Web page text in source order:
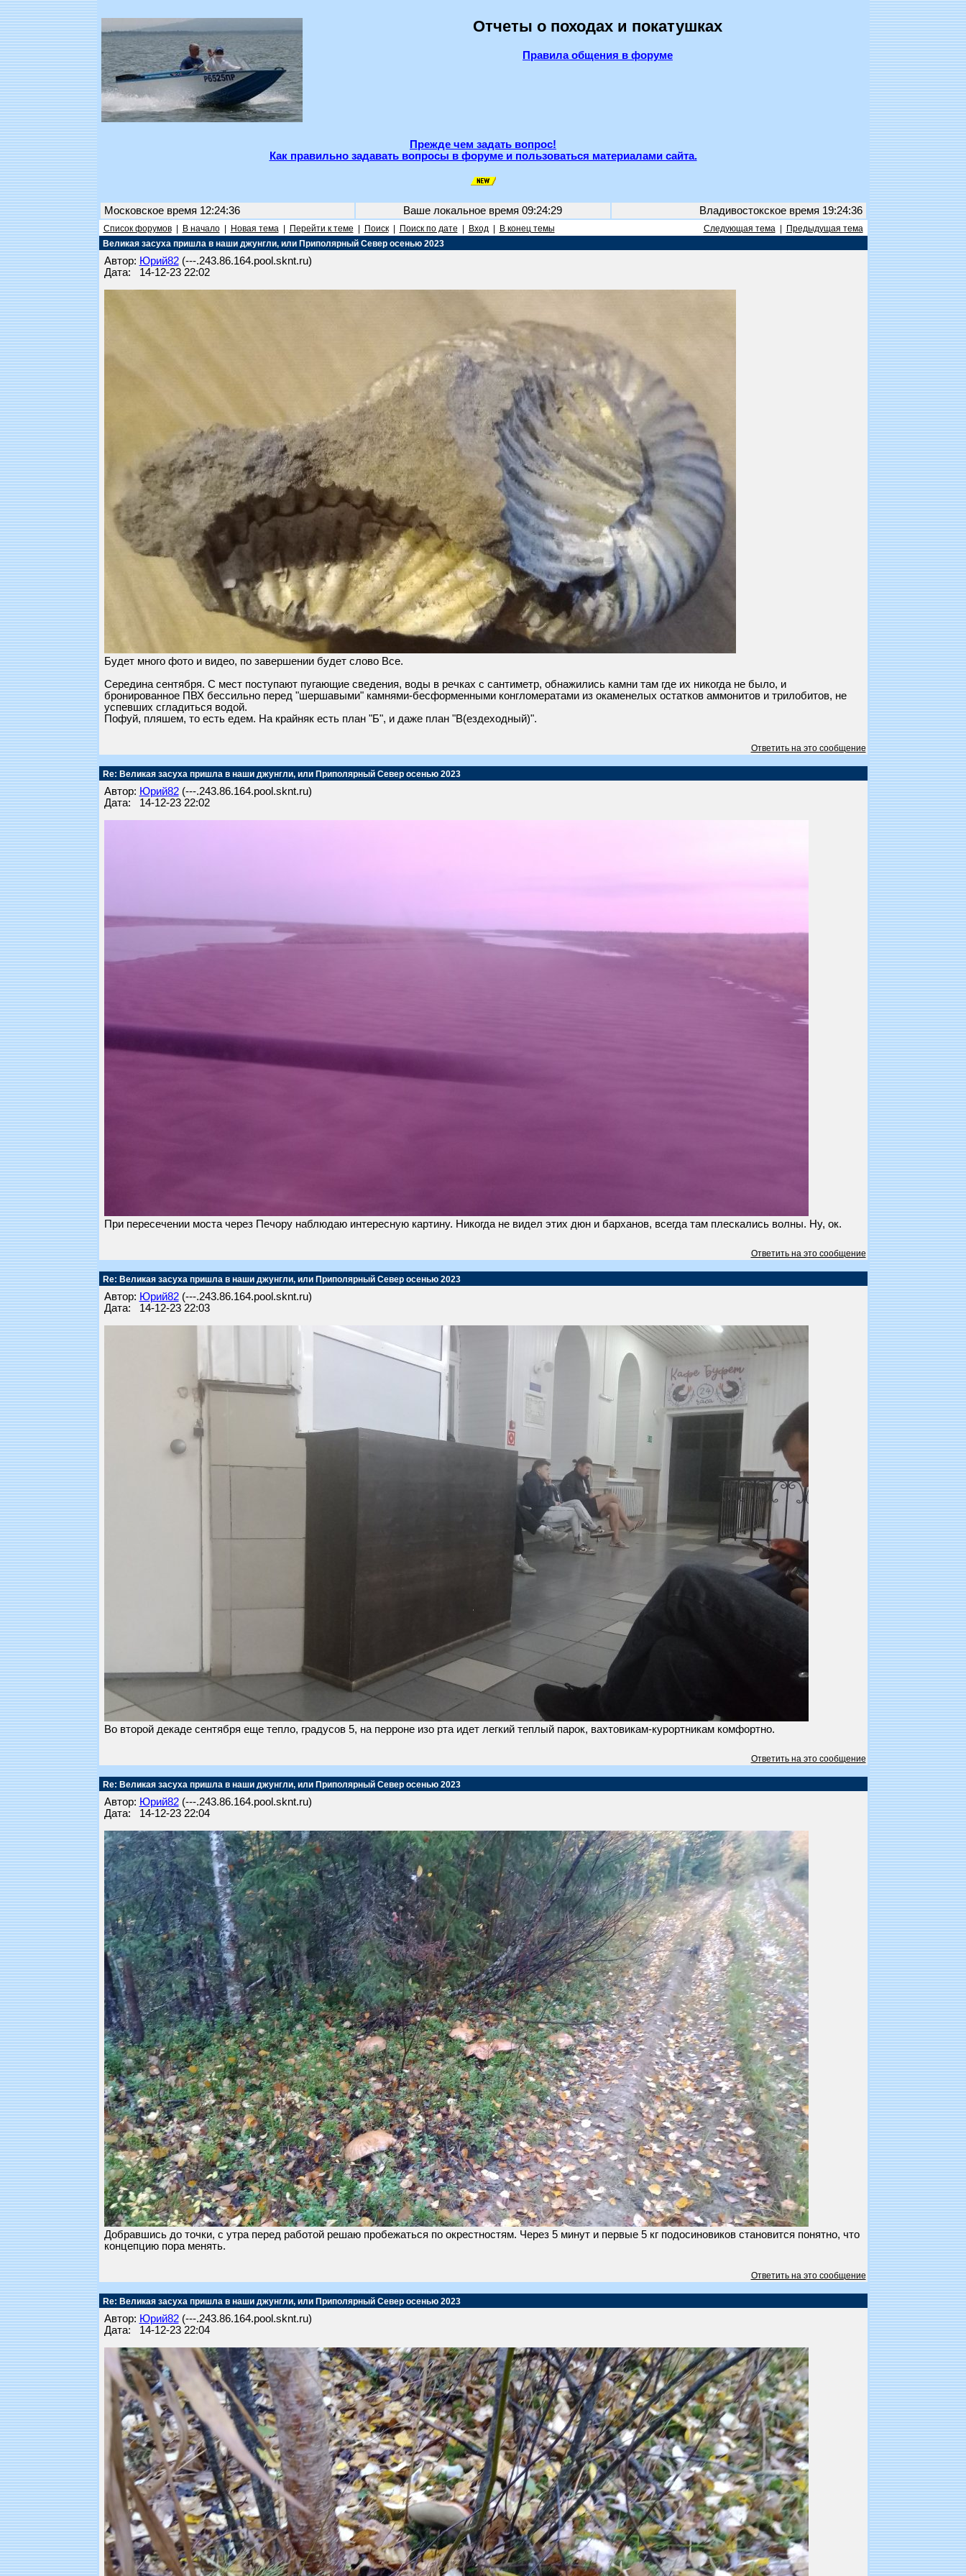
Отчеты о походах и покатушках
Правила общения в форуме
Прежде чем задать вопрос!
Как правильно задавать вопросы в форуме и пользоваться материалами сайта.
Московское время 12:24:36 Ваше локальное время 09:24:29 Владивостокское время 19:24:36
Список форумов| В начало| Новая тема| Перейти к теме Поиск| Поиск по дате Вход| В конец темы Следующая тема|
Предыдущая тема
Великая засуха пришла в наши джунгли, или Приполярный Север осенью 2023
Автор: Юрий82(---.243.86.164.pool.sknt.ru)
Дата: 14-12-23 22:02
Будет много фото и видео, по завершении будет слово Все.
Середина сентября. С мест поступают пугающие сведения, воды в речках с сантиметр, обнажились камни там где их никогда не было, и
бронированное ПВХ бессильно перед "шершавыми" камнями-бесформенными конгломератами из окаменелых остатков аммонитов и трилобитов, не
успевших сгладиться водой.
Пофуй, пляшем, то есть едем. На крайняк есть план "Б", и даже план "В(ездеходный)".
Ответить на это сообщение
Re: Великая засуха пришла в наши джунгли, или Приполярный Север осенью 2023
Автор: Юрий82(---.243.86.164.pool.sknt.ru)
Дата: 14-12-23 22:02
При пересечении моста через Печору наблюдаю интересную картину. Никогда не видел этих дюн и барханов, всегда там плескались волны. Ну, ок.
Ответить на это сообщение
Re: Великая засуха пришла в наши джунгли, или Приполярный Север осенью 2023
Автор: Юрий82(---.243.86.164.pool.sknt.ru)
Дата: 14-12-23 22:03
Во второй декаде сентября еще тепло, градусов 5, на перроне изо рта идет легкий теплый парок, вахтовикам-курортникам комфортно.
Ответить на это сообщение
Re: Великая засуха пришла в наши джунгли, или Приполярный Север осенью 2023
Автор: Юрий82(---.243.86.164.pool.sknt.ru)
Дата: 14-12-23 22:04
Добравшись до точки, с утра перед работой решаю пробежаться по окрестностям. Через 5 минут и первые 5 кг подосиновиков становится понятно, что
концепцию пора менять.
Ответить на это сообщение
Re: Великая засуха пришла в наши джунгли, или Приполярный Север осенью 2023
Автор: Юрий82(---.243.86.164.pool.sknt.ru)
Дата: 14-12-23 22:04